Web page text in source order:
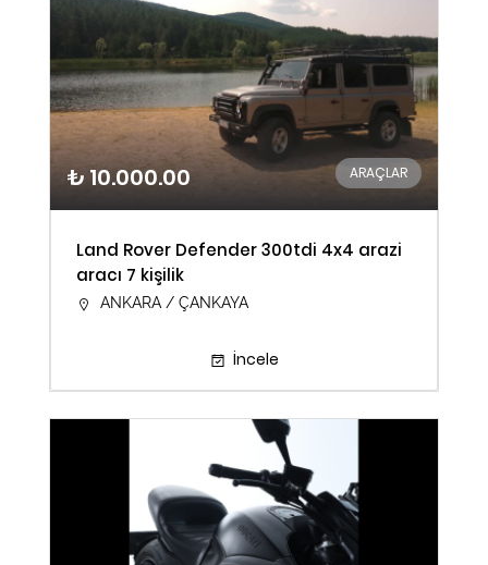
₺ 10.000.00 ARAÇLAR
Land Rover Defender 300tdi 4x4 arazi
aracı 7 kişilik
ANKARA / ÇANKAYA
İncele